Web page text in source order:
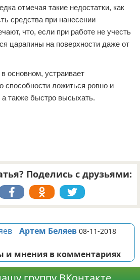
отмечая такие недостатки, как
средства при нанесении
что, если при работе не учесть
царапины на поверхности даже от
основном, устраивает
способности ложиться ровно и
а также быстро высыхать.
Поделись с друзьями:
Артем Беляев 08-11-2018
и мнения в комментариях